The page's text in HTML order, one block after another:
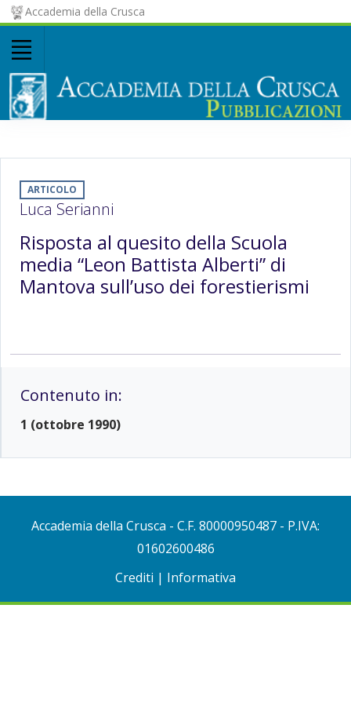
Accademia della Crusca
ARTICOLO
Luca Serianni
Risposta al quesito della Scuola
media “Leon Battista Alberti” di
Mantova sull’uso dei forestierismi
Contenuto in:
1 (ottobre 1990)
Accademia della Crusca - C.F. 80000950487 - P.IVA:
01602600486
Crediti | Informativa